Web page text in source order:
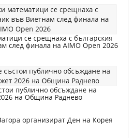
се срещнаха с българския
след финала на AIMO Open 2026
публично обсъждане на
на Община Раднево
организират Ден на Корея